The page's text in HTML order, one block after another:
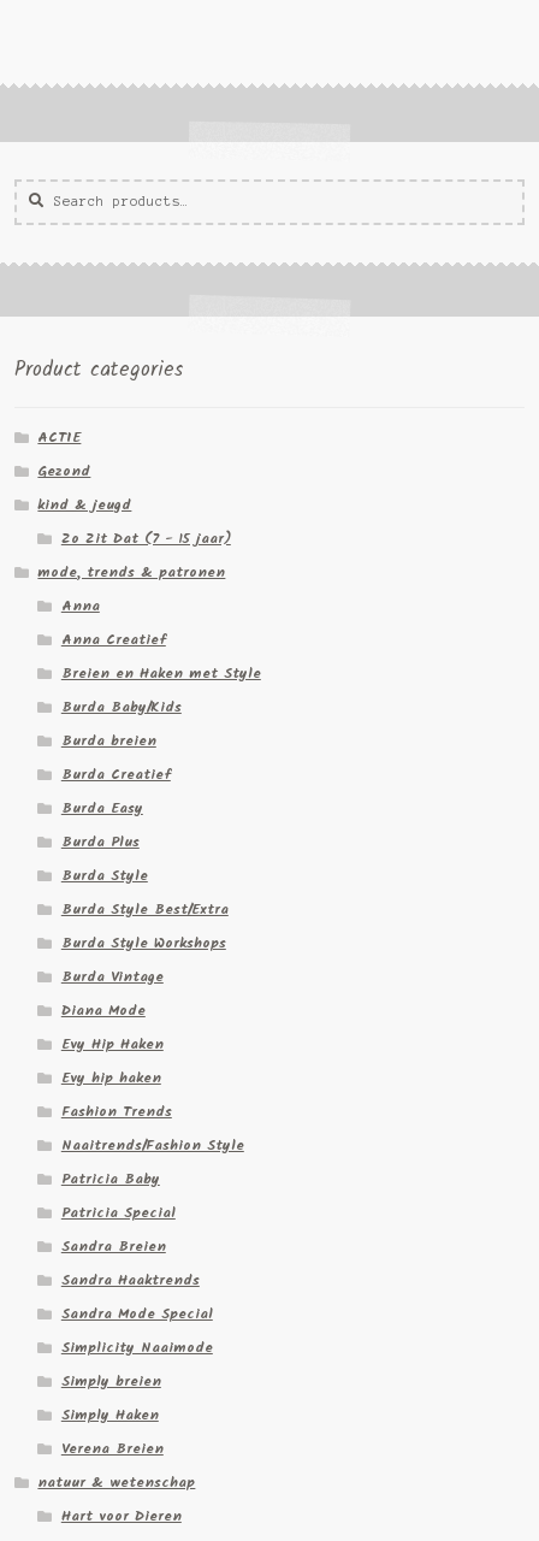
Zoeken
voor:
Zoek
Product categories
ACTIE
Gezond
kind & jeugd
Zo Zit Dat (7 - 15 jaar)
mode, trends & patronen
Anna
Anna Creatief
Breien en Haken met Style
Burda Baby/Kids
Burda breien
Burda Creatief
Burda Easy
Burda Plus
Burda Style
Burda Style Best/Extra
Burda Style Workshops
Burda Vintage
Diana Mode
Evy Hip Haken
Evy hip haken
Fashion Trends
Naaitrends/Fashion Style
Patricia Baby
Patricia Special
Sandra Breien
Sandra Haaktrends
Sandra Mode Special
Simplicity Naaimode
Simply breien
Simply Haken
Verena Breien
natuur & wetenschap
Hart voor Dieren